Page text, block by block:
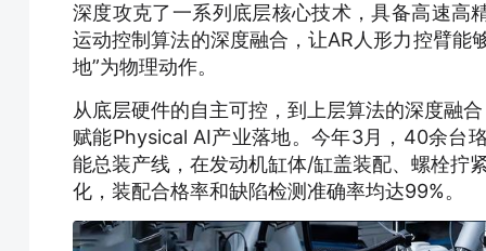
深度攻克了一系列底层核心技术，具备高速高
运动控制算法的深度融合，让AR人形力控臂能
地”为物理动作。
从底层硬件的自主可控，到上层算法的深度融
赋能Physical AI产业落地。今年3月，40余台
能总装产线，在发动机缸体/缸盖装配、螺栓拧
化，装配合格率和缺陷检测准确率均达99%。